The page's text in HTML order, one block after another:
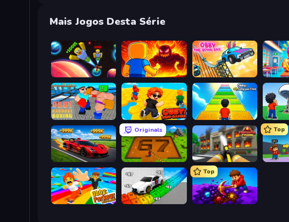
Mais Jogos Desta Série
Obby: +1 to Spaceflight Altitude Obby: Legendary Dragon
Obby: Ragdoll Boxing Obby: Mini-Games Obby: +1 Jump per Click
Obby: +1 Speed Car Escape
Originals
Obby: Dig Brainrots Obby: Firefighter Tycoon
Top
Obby: Parkour with Ragdoll
Top
Obby: Dig Down